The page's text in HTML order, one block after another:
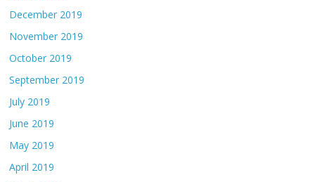
December 2019
November 2019
October 2019
September 2019
July 2019
June 2019
May 2019
April 2019